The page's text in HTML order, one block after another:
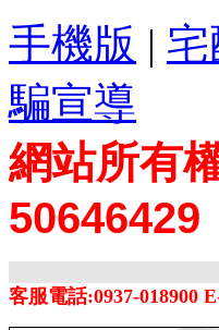
手機版 |
騙宣導
網站所有
50646429
客服電話:0937-018900